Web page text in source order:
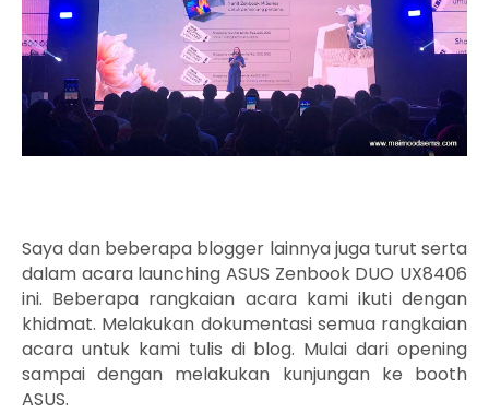
Saya dan beberapa blogger lainnya juga turut serta
dalam acara launching ASUS Zenbook DUO UX8406
ini. Beberapa rangkaian acara kami ikuti dengan
khidmat. Melakukan dokumentasi semua rangkaian
acara untuk kami tulis di blog. Mulai dari opening
sampai dengan melakukan kunjungan ke booth
ASUS.